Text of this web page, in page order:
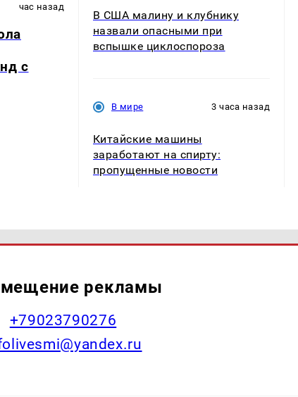
час назад
с
В США малину и клубнику
назвали опасными при
вспышке циклоспороза
В мире 3 часа назад
Китайские машины
заработают на спирту:
пропущенные новости
рекламы
+79023790276